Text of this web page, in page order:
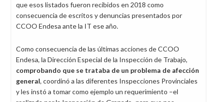
que esos listados fueron recibidos en 2018 como
consecuencia de escritos y denuncias presentados por
CCOO Endesa ante la IT ese año.
Como consecuencia de las últimas acciones de CCOO
Endesa, la Dirección Especial de la Inspección de Trabajo,
comprobando que se trataba de un problema de afección
general, coordinó a las diferentes Inspecciones Provinciales
y les instó a tomar como ejemplo un requerimiento –el